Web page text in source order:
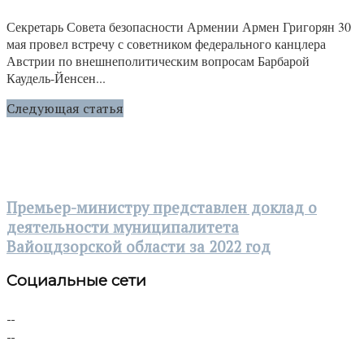
Секретарь Совета безопасности Армении Армен Григорян 30
мая провел встречу с советником федерального канцлера
Австрии по внешнеполитическим вопросам Барбарой
Каудель-Йенсен...
Следующая статья
Премьер-министру представлен доклад о
деятельности муниципалитета
Вайоцдзорской области за 2022 год
Социальные сети